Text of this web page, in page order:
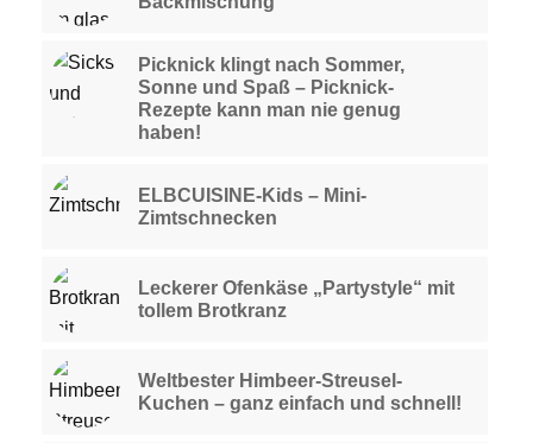
Picknick klingt nach Sommer,
Sonne und Spaß – Picknick-
Rezepte kann man nie genug
haben!
ELBCUISINE-Kids – Mini-
Zimtschnecken
Leckerer Ofenkäse „Partystyle“ mit
tollem Brotkranz
Weltbester Himbeer-Streusel-
Kuchen – ganz einfach und schnell!